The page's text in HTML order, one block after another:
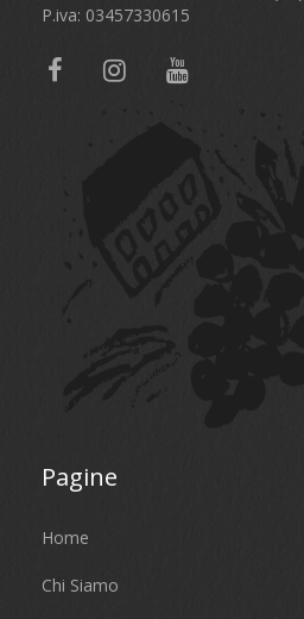
P.iva: 03457330615
Pagine
Home
Chi Siamo